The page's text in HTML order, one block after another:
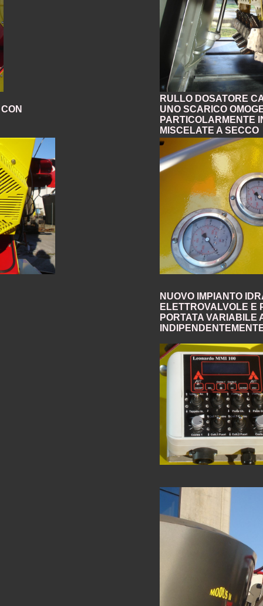
RULLO DOSATORE
UNO SCARICO
PARTICOLARMENTE
MISCELATE A SECCO
NUOVO IMPIANTO
ELETTROVALVOLE E
PORTATA VARIABILE